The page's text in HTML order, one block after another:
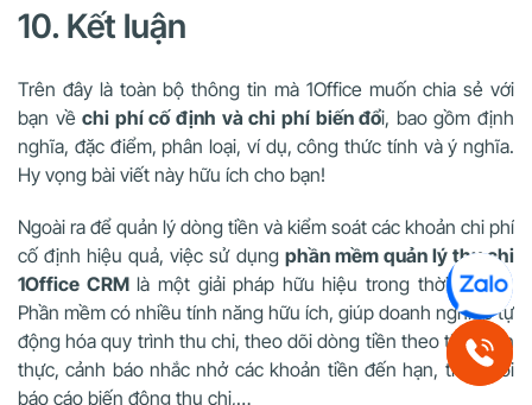
10. Kết luận
Trên đây là toàn bộ thông tin mà 1Office muốn chia sẻ với
bạn vềchi phí cố định và chi phí biến đổi, bao gồm định
nghĩa, đặc điểm, phân loại, ví dụ, công thức tính và ý nghĩa.
Hy vọng bài viết này hữu ích cho bạn!
Ngoài ra để quản lý dòng tiền và kiểm soát các khoản chi phí
cố định hiệu quả, việc sử dụng phần mềm quản lý thu chi
1Office CRMlà một giải pháp hữu hiệu trong thời kỳ 4.0.
Phần mềm có nhiều tính năng hữu ích, giúp doanh nghiệp tự
động hóa quy trình thu chi, theo dõi dòng tiền theo thời gian
thực, cảnh báo nhắc nhở các khoản tiền đến hạn, theo dõi
báo cáo biến động thu chi,…